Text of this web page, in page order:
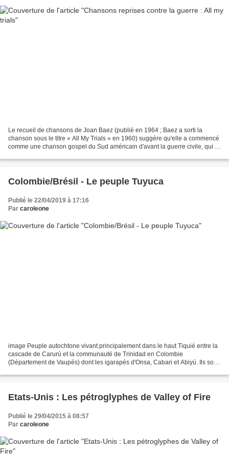
Le recueil de chansons de Joan Baez (publié en 1964 ; Baez a sorti la
chanson sous le titre « All My Trials » en 1960) suggère qu'elle a commencé
comme une chanson gospel du Sud américain d'avant la guerre civile, qui a
Colombie/Brésil - Le peuple Tuyuca
Publié le 22/04/2019 à 17:16
Par caroleone
image Peuple autochtone vivant principalement dans le haut Tiquié entre la
cascade de Carurú et la communauté de Trinidad en Colombie
(Département de Vaupés) dont les igarapés d'Onsa, Cabari et Abiyú. Ils sont
Etats-Unis : Les pétroglyphes de Valley of Fire
Publié le 29/04/2015 à 08:57
Par caroleone